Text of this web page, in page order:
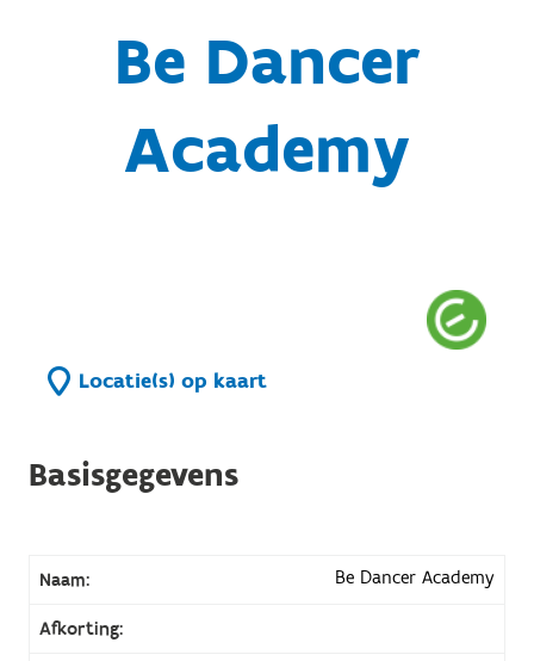
Be Dancer
Academy
Locatie(s) op kaart
Basisgegevens
Naam: Be Dancer Academy
Afkorting: